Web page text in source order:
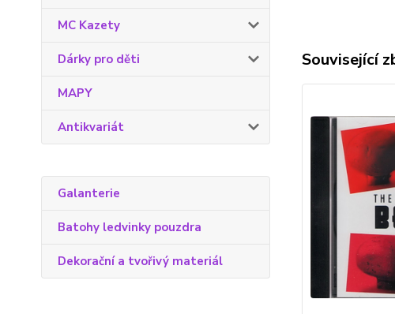
MC Kazety
Dárky pro děti
MAPY
Antikvariát
Galanterie
Batohy ledvinky pouzdra
Dekorační a tvořivý materiál
Související